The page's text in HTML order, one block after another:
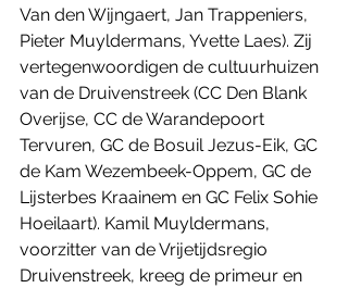
Van den Wijngaert, Jan Trappeniers,
Pieter Muyldermans, Yvette Laes). Zij
vertegenwoordigen de cultuurhuizen
van de Druivenstreek (CC Den Blank
Overijse, CC de Warandepoort
Tervuren, GC de Bosuil Jezus-Eik, GC
de Kam Wezembeek-Oppem, GC de
Lijsterbes Kraainem en GC Felix Sohie
Hoeilaart). Kamil Muyldermans,
voorzitter van de Vrijetijdsregio
Druivenstreek, kreeg de primeur en